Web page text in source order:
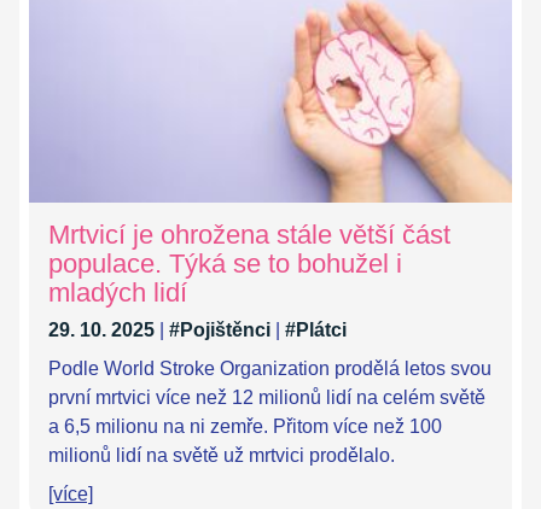
Mrtvicí je ohrožena stále větší část
populace. Týká se to bohužel i
mladých lidí
29. 10. 2025 #Pojištěnci
#Plátci
Podle World Stroke Organization prodělá letos svou
první mrtvici více než 12 milionů lidí na celém světě
a 6,5 ​​milionu na ni zemře. Přitom více než 100
milionů lidí na světě už mrtvici prodělalo.
[více]